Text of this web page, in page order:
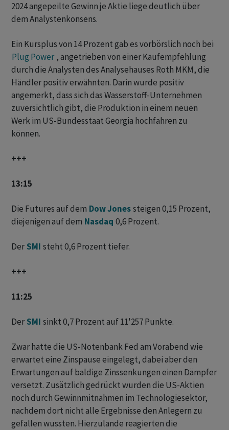
2024 angepeilte Gewinn je Aktie liege deutlich über
dem Analystenkonsens.
Ein Kursplus von 14 Prozent gab es vorbörslich noch bei
Plug Power , angetrieben von einer Kaufempfehlung
durch die Analysten des Analysehauses Roth MKM, die
Händler positiv erwähnten. Darin wurde positiv
angemerkt, dass sich das Wasserstoff-Unternehmen
zuversichtlich gibt, die Produktion in einem neuen
Werk im US-Bundesstaat Georgia hochfahren zu
können.
+++
13:15
Die Futures auf dem Dow Jonessteigen 0,15 Prozent,
diejenigen auf dem Nasdaq 0,6 Prozent.
Der SMI steht 0,6 Prozent tiefer.
+++
11:25
Der SMI sinkt 0,7 Prozent auf 11'257 Punkte.
Zwar hatte die US-Notenbank Fed am Vorabend wie
erwartet eine Zinspause eingelegt, dabei aber den
Erwartungen auf baldige Zinssenkungen einen Dämpfer
versetzt. Zusätzlich gedrückt wurden die US-Aktien
noch durch Gewinnmitnahmen im Technologiesektor,
nachdem dort nicht alle Ergebnisse den Anlegern zu
gefallen wussten. Hierzulande reagierten die